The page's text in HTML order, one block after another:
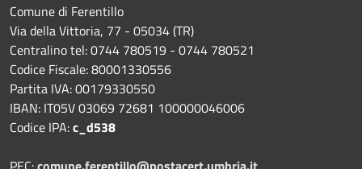
Comune di Ferentillo
Via della Vittoria, 77 - 05034 (TR)
Centralino tel: 0744 780519 - 0744 780521
Codice Fiscale: 80001330556
Partita IVA: 00179330550
IBAN: IT05V 03069 72681 100000046006
Codice IPA:c_d538